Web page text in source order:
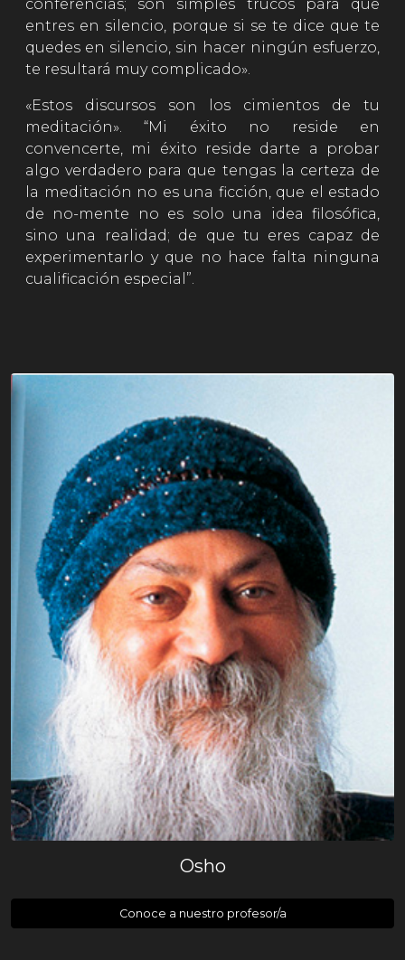
Osho
Conoce a nuestro profesor/a
conferencias; son simples trucos para que
entres en silencio, porque si se te dice que te
quedes en silencio, sin hacer ningún esfuerzo,
te resultará muy complicado».
«Estos discursos son los cimientos de tu
meditación». “Mi éxito no reside en
convencerte, mi éxito reside darte a probar
algo verdadero para que tengas la certeza de
la meditación no es una ficción, que el estado
de no-mente no es solo una idea filosófica,
sino una realidad; de que tu eres capaz de
experimentarlo y que no hace falta ninguna
cualificación especial”.